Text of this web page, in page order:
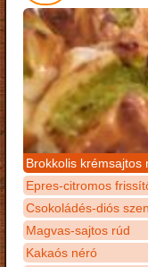
Brokkolis krémsajtos
Epres-citromos
Csokoládés-diós
Magvas-sajtos rúd
Kakaós néró